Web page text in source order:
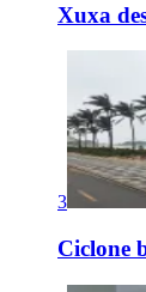
Xuxa
3
Ciclone